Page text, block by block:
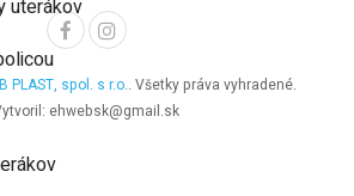
uterákov
PLAST, spol. s r.o.. Všetky práva vyhradené.
ehwebsk@gmail.sk